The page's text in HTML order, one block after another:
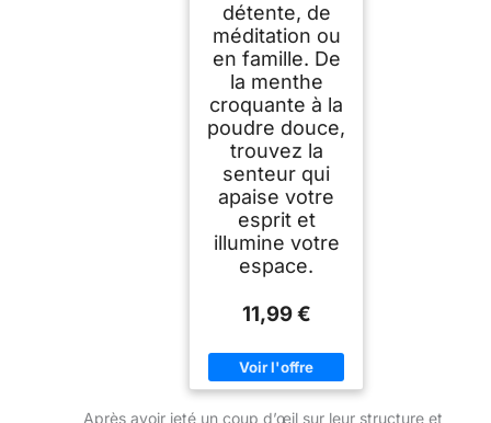
détente, de
méditation ou
en famille. De
la menthe
croquante à la
poudre douce,
trouvez la
senteur qui
apaise votre
esprit et
illumine votre
espace.
11,99 €
Après avoir jeté un coup d’œil sur leur structure et